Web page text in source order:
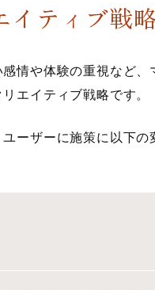
ティブ戦
情や体験の重視など、
エイティブ戦略です。
ーザーに施策に以下の